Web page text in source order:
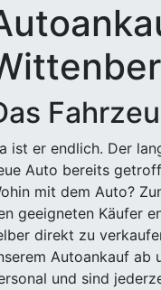
ist er endlich. Der
Auto bereits
mit dem Auto?
geeigneten Käufer
direkt zu
Autoankauf ab
und sind